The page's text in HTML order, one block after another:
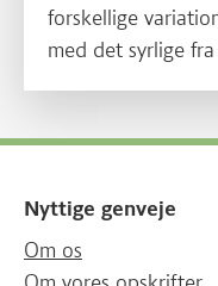
forskellige
med det syrlige
Nyttige genveje
Om os